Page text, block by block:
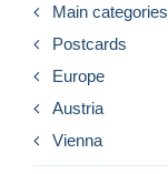
Main categories
Postcards
Europe
Austria
Vienna